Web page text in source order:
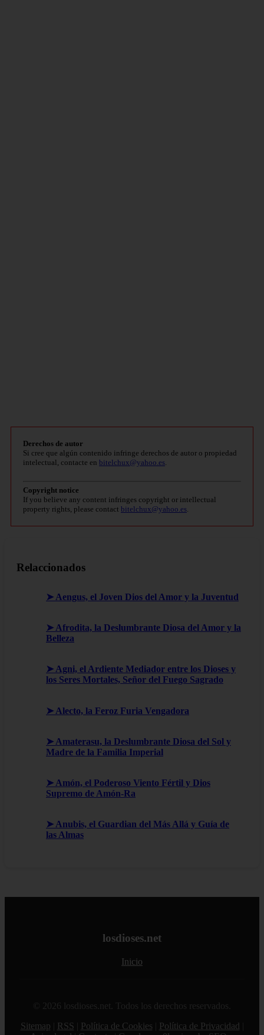
Derechos de autor
Si cree que algún contenido infringe derechos de autor o propiedad
intelectual, contacte en bitelchux@yahoo.es.
Copyright notice
If you believe any content infringes copyright or intellectual
property rights, please contact bitelchux@yahoo.es.
Relaccionados
➤ Aengus, el Joven Dios del Amor y la Juventud
➤ Afrodita, la Deslumbrante Diosa del Amor y la
Belleza
➤ Agni, el Ardiente Mediador entre los Dioses y
los Seres Mortales, Señor del Fuego Sagrado
➤ Alecto, la Feroz Furia Vengadora
➤ Amaterasu, la Deslumbrante Diosa del Sol y
Madre de la Familia Imperial
➤ Amón, el Poderoso Viento Fértil y Dios
Supremo de Amón-Ra
➤ Anubis, el Guardian del Más Allá y Guía de
las Almas
losdioses.net
Inicio
© 2026 losdioses.net. Todos los derechos reservados.
Sitemap
RSS Política de Cookies Política de Privacidad